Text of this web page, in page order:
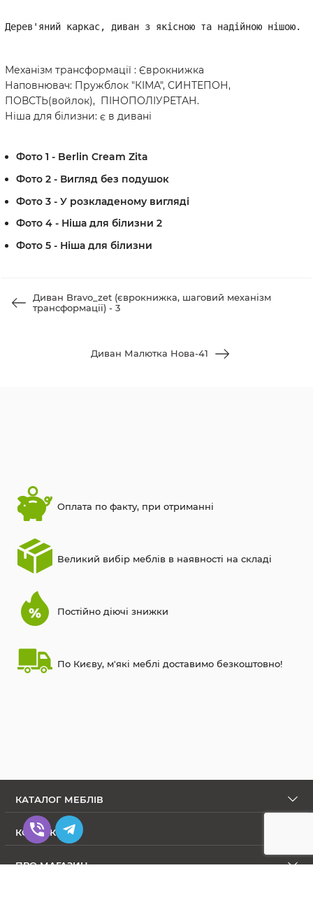
Дерев'яний каркас, диван з якісною та надійною нішою.
Механізм трансформації : Єврокнижка
Наповнювач: Пружблок "КІМА", СИНТЕПОН,
ПОВСТЬ(войлок), ПІНОПОЛІУРЕТАН.
Ніша для білизни: є в дивані
Фото 1 - Berlin Cream Zita
Фото 2 - Вигляд без подушок
Фото 3 - У розкладеному вигляді
Фото 4 - Ніша для білизни 2
Фото 5 - Ніша для білизни
Диван Bravo_zet (єврокнижка, шаговий механізм
трансформації) - 3
Диван Малютка Нова-41
Оплата по факту, при отриманні
Великий вибір меблів в наявності на складі
Постійно діючі знижки
По Києву, м'які меблі доставимо безкоштовно!
КАТАЛОГ МЕБЛІВ
КОНТАКТИ
ПРО МАГАЗИН